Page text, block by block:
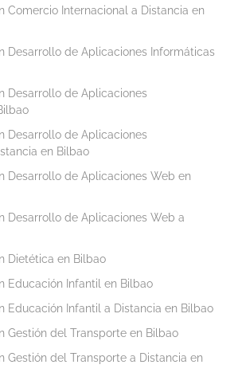
Comercio Internacional a Distancia en
Desarrollo de Aplicaciones Informáticas
Desarrollo de Aplicaciones
Desarrollo de Aplicaciones
en Bilbao
Desarrollo de Aplicaciones Web en
Desarrollo de Aplicaciones Web a
Dietética en Bilbao
Educación Infantil en Bilbao
Educación Infantil a Distancia en Bilbao
Gestión del Transporte en Bilbao
Gestión del Transporte a Distancia en